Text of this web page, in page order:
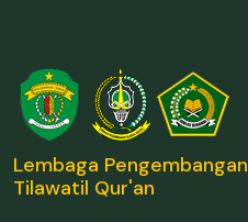
Lembaga Pengembangan
Tilawatil Qur'an